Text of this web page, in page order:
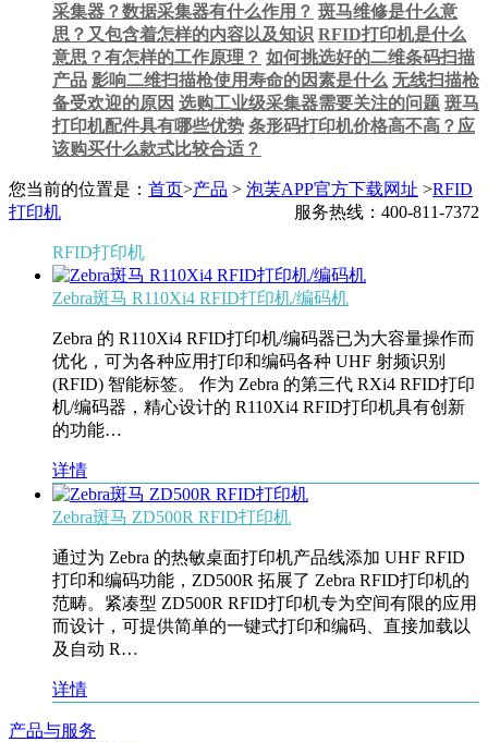
采集器？数据采集器有什么作用？ 斑马维修是什么意
思？又包含着怎样的内容以及知识 RFID打印机是什么
意思？有怎样的工作原理？ 如何挑选好的二维条码扫描
产品 影响二维扫描枪使用寿命的因素是什么 无线扫描枪
备受欢迎的原因 选购工业级采集器需要关注的问题 斑马
打印机配件具有哪些优势 条形码打印机价格高不高？应
该购买什么款式比较合适？
您当前的位置是： 首页>产品 > 泡芙APP官方下载网址 >RFID
打印机
服务热线：400-811-7372
RFID打印机
Zebra斑马 R110Xi4 RFID打印机/编码机
Zebra 的 R110Xi4 RFID打印机/编码器已为大容量操作而
优化，可为各种应用打印和编码各种 UHF 射频识别
(RFID) 智能标签。 作为 Zebra 的第三代 RXi4 RFID打印
机/编码器，精心设计的 R110Xi4 RFID打印机具有创新
的功能…
详情
Zebra斑马 ZD500R RFID打印机
通过为 Zebra 的热敏桌面打印机产品线添加 UHF RFID
打印和编码功能，ZD500R 拓展了 Zebra RFID打印机的
范畴。紧凑型 ZD500R RFID打印机专为空间有限的应用
而设计，可提供简单的一键式打印和编码、直接加载以
及自动 R…
详情
产品与服务